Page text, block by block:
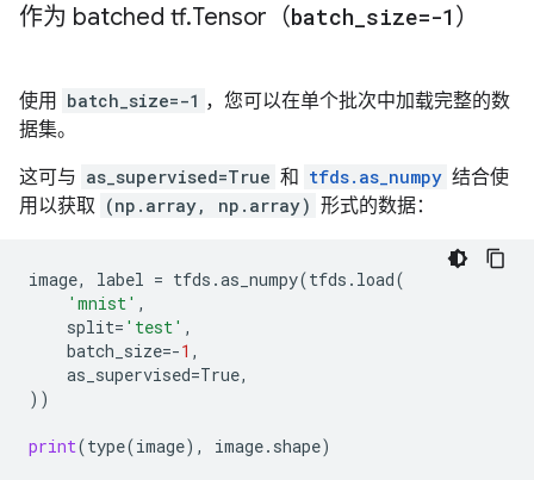
作为 batched tf.Tensor（batch size=-1 ）
使用 batch_size=-1 ，您可以在单个批次中加载完整的数
据集。
这可与 as_supervised=True 和 tfds.as_numpy 结合使
用以获取 (np.array, np.array) 形式的数据：
image, label = tfds .as_numpy(tfds . load(
'mnist' ,
split= 'test' ,
batch_size=-1 ,
as_supervised=True,
))
print(type(image), image. shape)